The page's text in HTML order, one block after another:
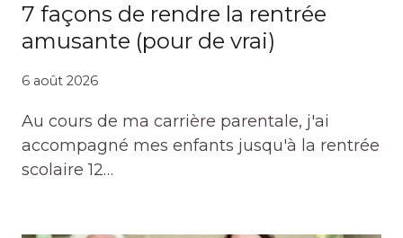
7 façons de rendre la rentrée
amusante (pour de vrai)
6 août 2026
Au cours de ma carrière parentale, j'ai
accompagné mes enfants jusqu'à la rentrée
scolaire 12…